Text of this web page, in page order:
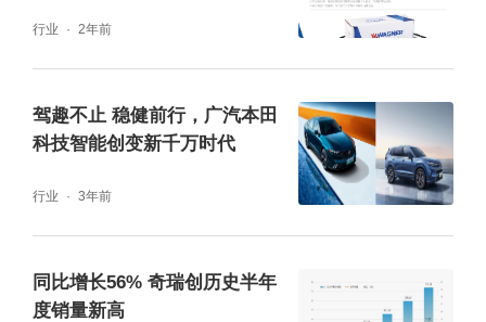
行业 2年前
驾趣不止 稳健前行，广汽本田
科技智能创变新千万时代
行业 3年前
同比增长56% 奇瑞创历史半年
度销量新高